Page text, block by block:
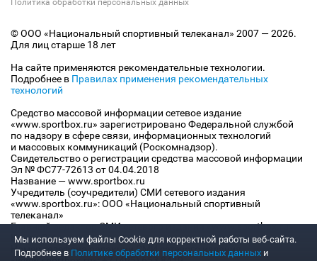
Политика обработки персональных данных
© ООО «Национальный спортивный телеканал» 2007 — 2026.
Для лиц старше 18 лет
На сайте применяются рекомендательные технологии.
Подробнее в Правилах применения рекомендательных
технологий
Средство массовой информации сетевое издание
«www.sportbox.ru» зарегистрировано Федеральной службой
по надзору в сфере связи, информационных технологий
и массовых коммуникаций (Роскомнадзор).
Свидетельство о регистрации средства массовой информации
Эл № ФС77-72613 от 04.04.2018
Название — www.sportbox.ru
Учредитель (соучредители) СМИ сетевого издания
«www.sportbox.ru»: ООО «Национальный спортивный
телеканал»
Главный редактор СМИ сетевого издания «www.sportbox.ru»:
Конов В.А.
Номер телефона редакции СМИ сетевого издания
Мы используем файлы Сookie для корректной работы веб-сайта.
Подробнее в Политике обработки персональных данных и